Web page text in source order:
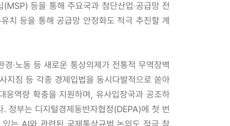
등을 통해 주요국과 첨단산업·공급망 전
치 등을 통해 공급망 안정화도 적극 추진할 계
·노동 등 새로운 통상의제가 전통적 무역장벽
지침 등 각종 경제입법을 동시다발적으로 쏟아
응역량 확충을 지원하며, 유사입장국과 공조하
정부는 디지털경제동반자협정(DEPA)에 첫 번
는 AI와 관련된 국제통상규범 논의도 적극 참